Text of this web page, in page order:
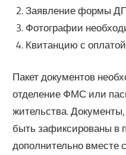
Заявление формы
Фотографии
Квитанцию с
Пакет документов
отделение ФМС или
жительства.
быть зафиксированы в
дополнительно вместе